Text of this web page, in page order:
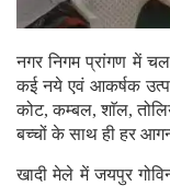
नगर निगम प्रांगण में चल
कई नये एवं आकर्षक
कोट, कम्बल, शाॅल,
बच्चों के साथ ही हर
खादी मेले में जयपुर